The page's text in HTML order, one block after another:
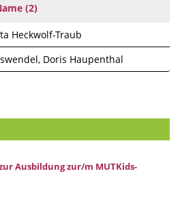
(2)
Heckwolf-Traub
Doris Haupenthal
Ausbildung zur/m MUTKids-